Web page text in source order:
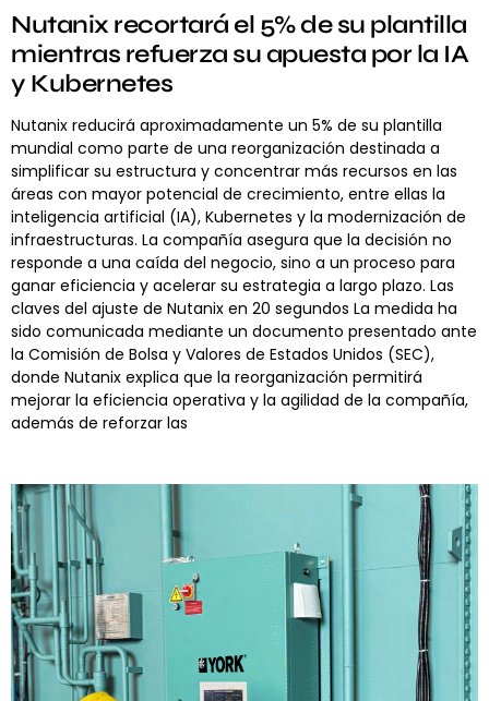
Nutanix recortará el 5% de su plantilla
mientras refuerza su apuesta por la IA
y Kubernetes
Nutanix reducirá aproximadamente un 5% de su plantilla
mundial como parte de una reorganización destinada a
simplificar su estructura y concentrar más recursos en las
áreas con mayor potencial de crecimiento, entre ellas la
inteligencia artificial (IA), Kubernetes y la modernización de
infraestructuras. La compañía asegura que la decisión no
responde a una caída del negocio, sino a un proceso para
ganar eficiencia y acelerar su estrategia a largo plazo. Las
claves del ajuste de Nutanix en 20 segundos La medida ha
sido comunicada mediante un documento presentado ante
la Comisión de Bolsa y Valores de Estados Unidos (SEC),
donde Nutanix explica que la reorganización permitirá
mejorar la eficiencia operativa y la agilidad de la compañía,
además de reforzar las